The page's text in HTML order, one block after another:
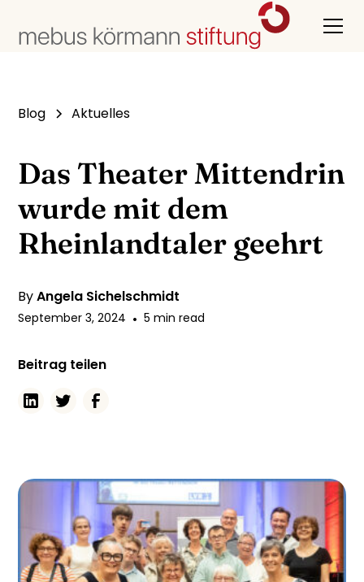
Blog Aktuelles
Das Theater Mittendrin
wurde mit dem
Rheinlandtaler geehrt
ByAngela Sichelschmidt
September 3, 2024 • 5 min read
Beitrag teilen